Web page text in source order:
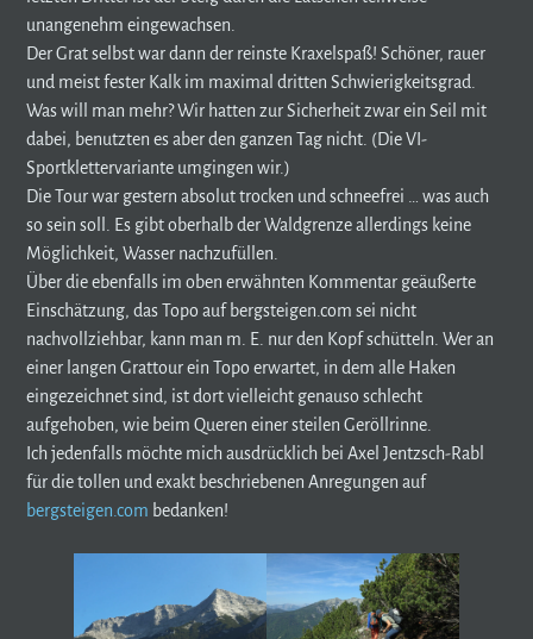
unangenehm eingewachsen.
Der Grat selbst war dann der reinste Kraxelspaß! Schöner, rauer
und meist fester Kalk im maximal dritten Schwierigkeitsgrad.
Was will man mehr? Wir hatten zur Sicherheit zwar ein Seil mit
dabei, benutzten es aber den ganzen Tag nicht. (Die VI-
Sportklettervariante umgingen wir.)
Die Tour war gestern absolut trocken und schneefrei … was auch
so sein soll. Es gibt oberhalb der Waldgrenze allerdings keine
Möglichkeit, Wasser nachzufüllen.
Über die ebenfalls im oben erwähnten Kommentar geäußerte
Einschätzung, das Topo auf bergsteigen.com sei nicht
nachvollziehbar, kann man m. E. nur den Kopf schütteln. Wer an
einer langen Grattour ein Topo erwartet, in dem alle Haken
eingezeichnet sind, ist dort vielleicht genauso schlecht
aufgehoben, wie beim Queren einer steilen Geröllrinne.
Ich jedenfalls möchte mich ausdrücklich bei Axel Jentzsch-Rabl
für die tollen und exakt beschriebenen Anregungen auf
bergsteigen.com bedanken!